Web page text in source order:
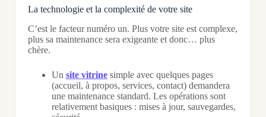
La technologie et la complexité de votre site
C’est le facteur numéro un. Plus votre site est complexe,
plus sa maintenance sera exigeante et donc… plus
chère.
Un site vitrinesimple avec quelques pages
(accueil, à propos, services, contact) demandera
une maintenance standard. Les opérations sont
relativement basiques : mises à jour, sauvegardes,